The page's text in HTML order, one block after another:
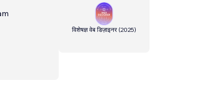
विशेषज्ञ वेब डिज़ाइनर(2025)